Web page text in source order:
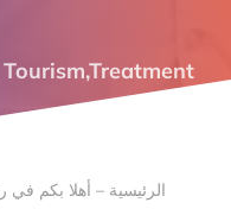
,Treatment